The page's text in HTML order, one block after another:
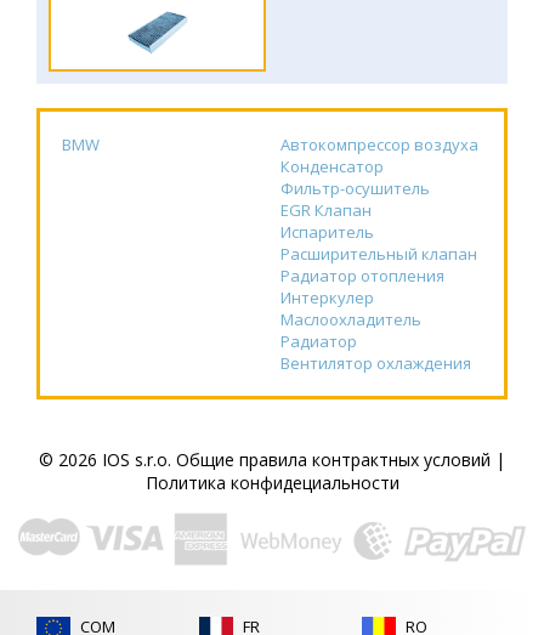
BMW
Автокомпрессор воздуха
Конденсатор
Фильтр-осушитель
EGR Клапан
Испаритель
Расширительный клапан
Радиатор отопления
Интеркулер
Маслоохладитель
Радиатор
Вентилятор охлаждения
© 2026 IOS s.r.o. Общие правила контрактных условий |
Политика конфидециальности
COM FR RO